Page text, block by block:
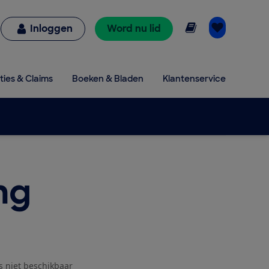
Inloggen Word nu lid Online lezen
& Claims Boeken & Bladen Klantenservice
niet beschikbaar